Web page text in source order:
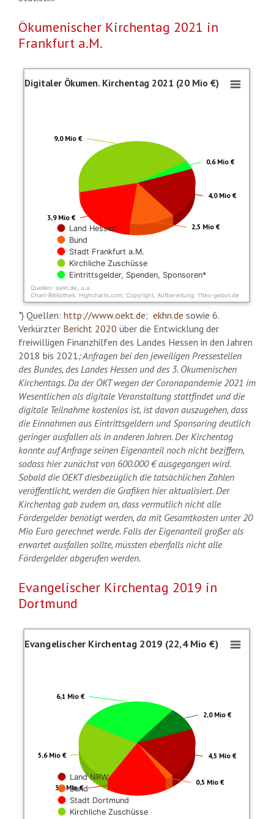
Ökumenischer Kirchentag 2021 in
Frankfurt a.M.
Digitaler Ökumen. Kirchentag 2021
Digitaler Ökumen. Kirchentag 2021 (20 Mio €)
4,0 Mio €
2,5 Mio €
3,9 Mio €
9,0 Mio €
0,6 Mio €
Land Hessen
Bund
Stadt Frankfurt a.M.
Kirchliche Zuschüsse
Eintrittsgelder, Spenden, Sponsoren*
Quellen: oekt.de, u.a.
Chart-Bibliothek: Highcharts.com; Copyright, Aufbereitung: 11tes-gebot.de
End of interactive chart.
*) Quellen: http://www.oekt.de; ekhn.de sowie 6.
Verkürzter Bericht 2020 über die Entwicklung der
freiwilligen Finanzhilfen des Landes Hessen in den Jahren
2018 bis 2021; Anfragen bei den jeweiligen Pressestellen
des Bundes, des Landes Hessen und des 3. Ökumenischen
Kirchentags. Da der ÖKT wegen der Coronapandemie 2021 im
Wesentlichen als digitale Veranstaltung stattfindet und die
digitale Teilnahme kostenlos ist, ist davon auszugehen, dass
die Einnahmen aus Eintrittsgeldern und Sponsoring deutlich
geringer ausfallen als in anderen Jahren. Der Kirchentag
konnte auf Anfrage seinen Eigenanteil noch nicht beziffern,
sodass hier zunächst von 600.000 € ausgegangen wird.
Sobald die OEKT diesbezüglich die tatsächlichen Zahlen
veröffentlicht, werden die Grafiken hier aktualisiert. Der
Kirchentag gab zudem an, dass vermutlich nicht alle
Fördergelder benötigt werden, da mit Gesamtkosten unter 20
Mio Euro gerechnet werde. Falls der Eigenanteil größer als
erwartet ausfallen sollte, müssten ebenfalls nicht alle
Fördergelder abgerufen werden.
Evangelischer Kirchentag 2019 in
Dortmund
Evangelischer Kirchentag 2019 (22,4
Evangelischer Kirchentag 2019 (22,4 Mio €)
4,5 Mio €
0,5 Mio €
3,7 Mio €
5,6 Mio €
6,1 Mio €
2,0 Mio €
Land NRW
Bund
Stadt Dortmund
Kirchliche Zuschüsse